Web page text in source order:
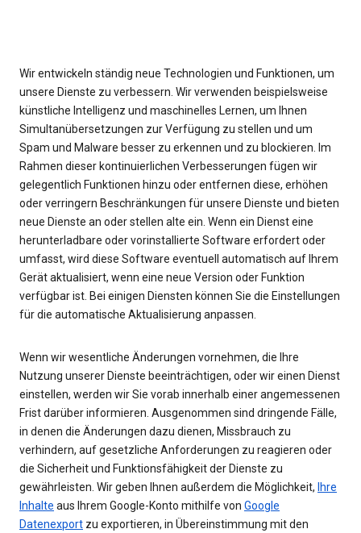
Wir entwickeln ständig neue Technologien und Funktionen, um
unsere Dienste zu verbessern. Wir verwenden beispielsweise
künstliche Intelligenz und maschinelles Lernen, um Ihnen
Simultanübersetzungen zur Verfügung zu stellen und um
Spam und Malware besser zu erkennen und zu blockieren. Im
Rahmen dieser kontinuierlichen Verbesserungen fügen wir
gelegentlich Funktionen hinzu oder entfernen diese, erhöhen
oder verringern Beschränkungen für unsere Dienste und bieten
neue Dienste an oder stellen alte ein. Wenn ein Dienst eine
herunterladbare oder vorinstallierte Software erfordert oder
umfasst, wird diese Software eventuell automatisch auf Ihrem
Gerät aktualisiert, wenn eine neue Version oder Funktion
verfügbar ist. Bei einigen Diensten können Sie die Einstellungen
für die automatische Aktualisierung anpassen.
Wenn wir wesentliche Änderungen vornehmen, die Ihre
Nutzung unserer Dienste beeinträchtigen, oder wir einen Dienst
einstellen, werden wir Sie vorab innerhalb einer angemessenen
Frist darüber informieren. Ausgenommen sind dringende Fälle,
in denen die Änderungen dazu dienen, Missbrauch zu
verhindern, auf gesetzliche Anforderungen zu reagieren oder
die Sicherheit und Funktionsfähigkeit der Dienste zu
gewährleisten. Wir geben Ihnen außerdem die Möglichkeit, Ihre
Inhalte aus Ihrem Google-Konto mithilfe von Google
Datenexport zu exportieren, in Übereinstimmung mit den